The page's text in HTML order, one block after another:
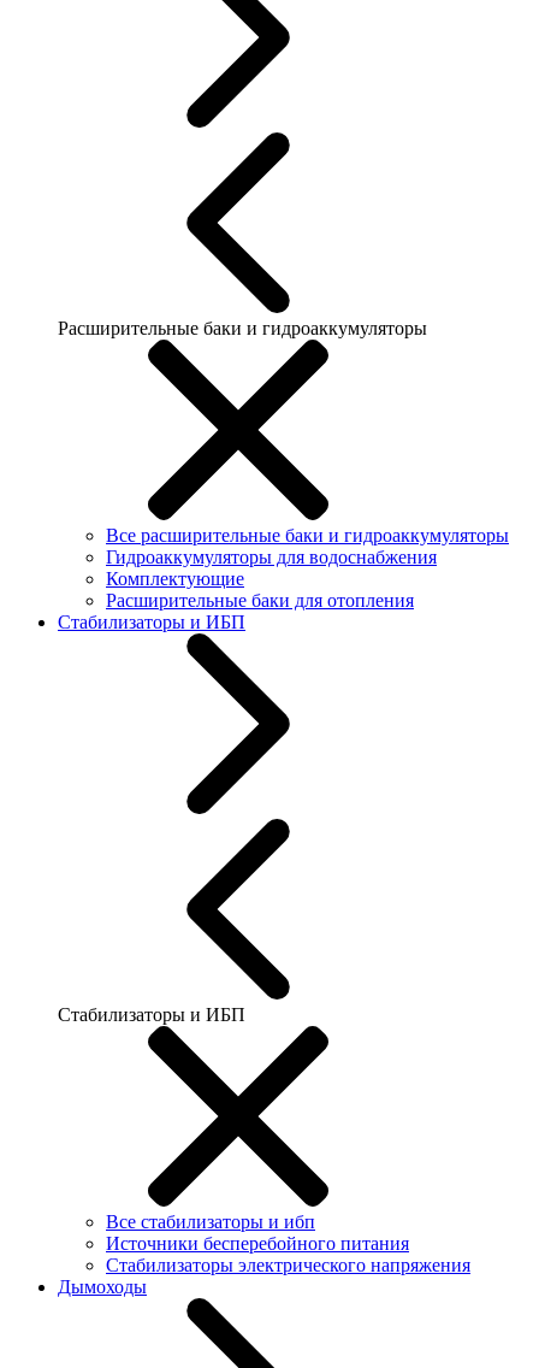
Расширительные баки и гидроаккумуляторы
Все расширительные баки и гидроаккумуляторы
Гидроаккумуляторы для водоснабжения
Комплектующие
Расширительные баки для отопления
Стабилизаторы и ИБП
Стабилизаторы и ИБП
Все стабилизаторы и ибп
Источники бесперебойного питания
Стабилизаторы электрического напряжения
Дымоходы